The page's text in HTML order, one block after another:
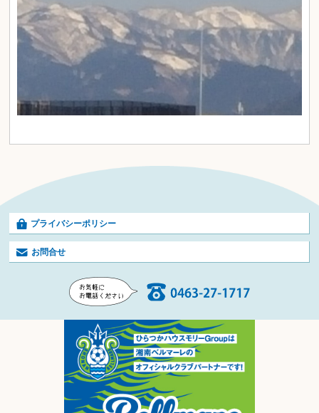
プライバシーポリシー
お問合せ